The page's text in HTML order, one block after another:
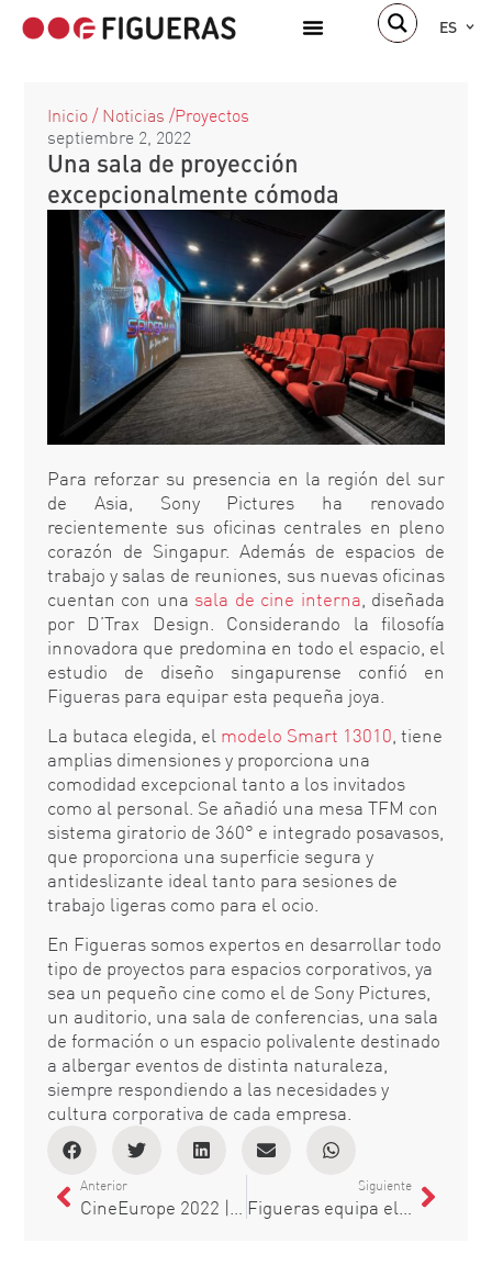
ES
Inicio/ Noticias /Proyectos
septiembre 2, 2022
Una sala de proyección
excepcionalmente cómoda
Para reforzar su presencia en la región del sur
de Asia, Sony Pictures ha renovado
recientemente sus oficinas centrales en pleno
corazón de Singapur. Además de espacios de
trabajo y salas de reuniones, sus nuevas oficinas
cuentan con una sala de cine interna , diseñada
por D’Trax Design. Considerando la filosofía
innovadora que predomina en todo el espacio, el
estudio de diseño singapurense confió en
Figueras para equipar esta pequeña joya.
La butaca elegida, el modelo Smart 13010 , tiene
amplias dimensiones y proporciona una
comodidad excepcional tanto a los invitados
como al personal. Se añadió una mesa TFM con
sistema giratorio de 360° e integrado posavasos,
que proporciona una superficie segura y
antideslizante ideal tanto para sesiones de
trabajo ligeras como para el ocio.
En Figueras somos expertos en desarrollar todo
tipo de proyectos para espacios corporativos, ya
sea un pequeño cine como el de Sony Pictures,
un auditorio, una sala de conferencias, una sala
de formación o un espacio polivalente destinado
a albergar eventos de distinta naturaleza,
siempre respondiendo a las necesidades y
cultura corporativa de cada empresa.
Anterior
CineEurope 2022 | Del 20 al 23 de junio
Siguiente
Figueras equipa el cine con la pantalla de proyección más grande del Reino Unido